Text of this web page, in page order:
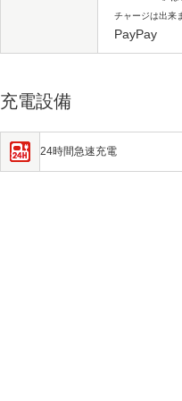
チャージは出来
PayPay
充電設備
24時間急速充電